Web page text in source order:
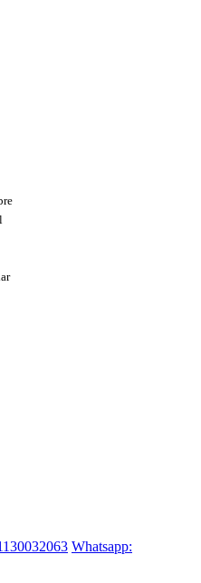
Whatsapp: